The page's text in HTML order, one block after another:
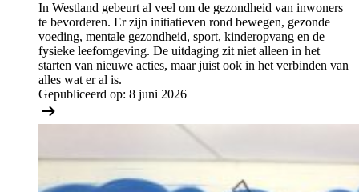
In Westland gebeurt al veel om de gezondheid van inwoners
te bevorderen. Er zijn initiatieven rond bewegen, gezonde
voeding, mentale gezondheid, sport, kinderopvang en de
fysieke leefomgeving. De uitdaging zit niet alleen in het
starten van nieuwe acties, maar juist ook in het verbinden van
alles wat er al is.
Gepubliceerd op: 8 juni 2026